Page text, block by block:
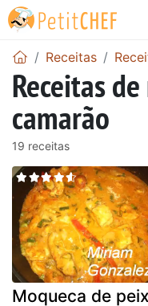
Receitas
Receitas
camarão
19 receitas
Moqueca de